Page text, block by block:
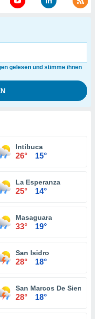
gelesen und stimme ihnen
Intibuca
26° 15°
La Esperanza
25° 14°
Masaguara
33° 19°
San Isidro
28° 18°
San Marcos De Sierra
28° 18°